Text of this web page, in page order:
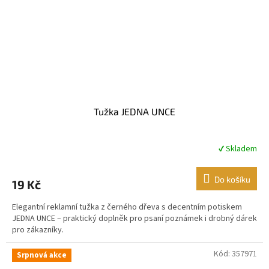
Tužka JEDNA UNCE
✔ Skladem
19 Kč Do košíku
Elegantní reklamní tužka z černého dřeva s decentním potiskem
JEDNA UNCE – praktický doplněk pro psaní poznámek i drobný dárek
pro zákazníky.
Srpnová akce Kód: 357971